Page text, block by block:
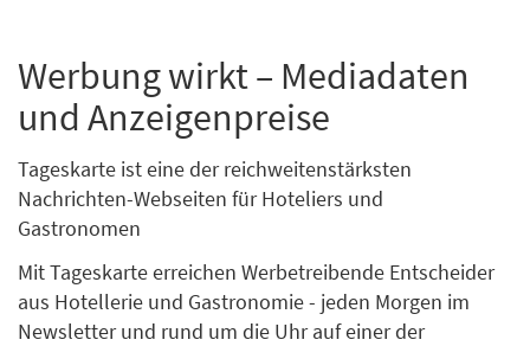
Werbung wirkt – Mediadaten
und Anzeigenpreise
Tageskarte ist eine der reichweitenstärksten
Nachrichten-Webseiten für Hoteliers und
Gastronomen
Mit Tageskarte erreichen Werbetreibende Entscheider
aus Hotellerie und Gastronomie - jeden Morgen im
Newsletter und rund um die Uhr auf einer der